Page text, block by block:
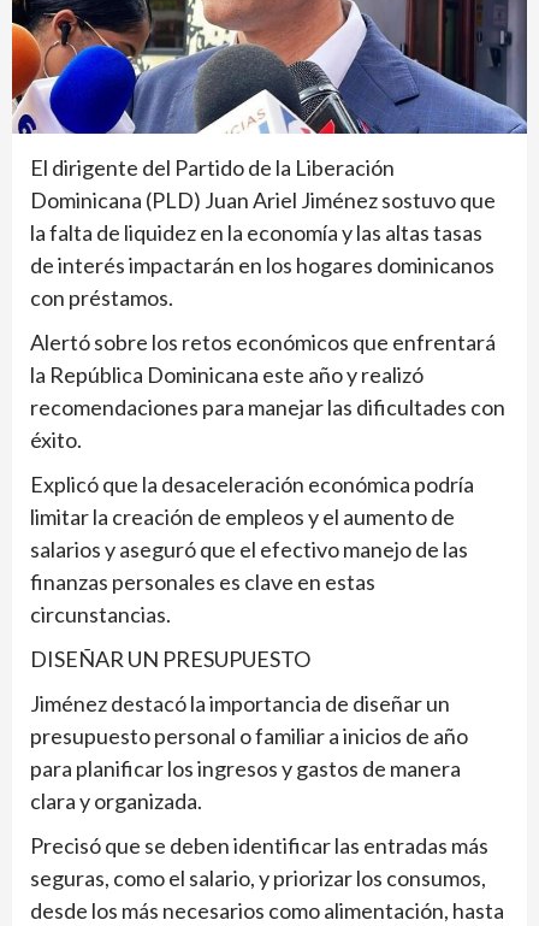
El dirigente del Partido de la Liberación
Dominicana (PLD) Juan Ariel Jiménez sostuvo que
la falta de liquidez en la economía y las altas tasas
de interés impactarán en los hogares dominicanos
con préstamos.
Alertó sobre los retos económicos que enfrentará
la República Dominicana este año y realizó
recomendaciones para manejar las dificultades con
éxito.
Explicó que la desaceleración económica podría
limitar la creación de empleos y el aumento de
salarios y aseguró que el efectivo manejo de las
finanzas personales es clave en estas
circunstancias.
DISEÑAR UN PRESUPUESTO
Jiménez destacó la importancia de diseñar un
presupuesto personal o familiar a inicios de año
para planificar los ingresos y gastos de manera
clara y organizada.
Precisó que se deben identificar las entradas más
seguras, como el salario, y priorizar los consumos,
desde los más necesarios como alimentación, hasta